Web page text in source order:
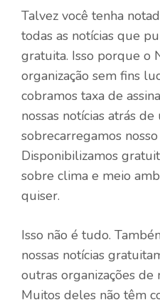
Talvez você tenha
todas as notícias que
gratuita. Isso porque o
organização sem fins
cobramos taxa de
nossas notícias atrás
sobrecarregamos
Disponibilizamos
sobre clima e meio
quiser.
Isso não é tudo.
nossas notícias
outras organizações de
Muitos deles não têm